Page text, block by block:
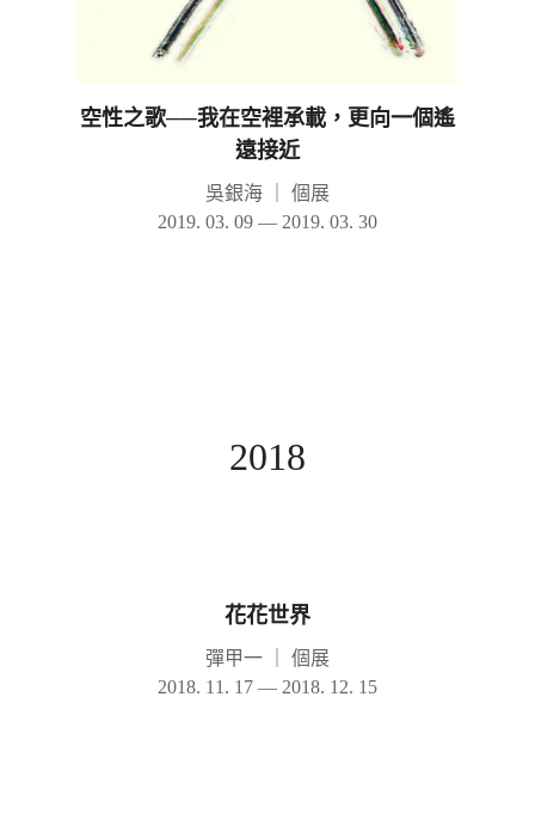
空性之歌──我在空裡承載，更向一個遙
遠接近
吳銀海
個展
2019. 03. 09 — 2019. 03. 30
2018
花花世界
彈甲一
個展
2018. 11. 17 — 2018. 12. 15